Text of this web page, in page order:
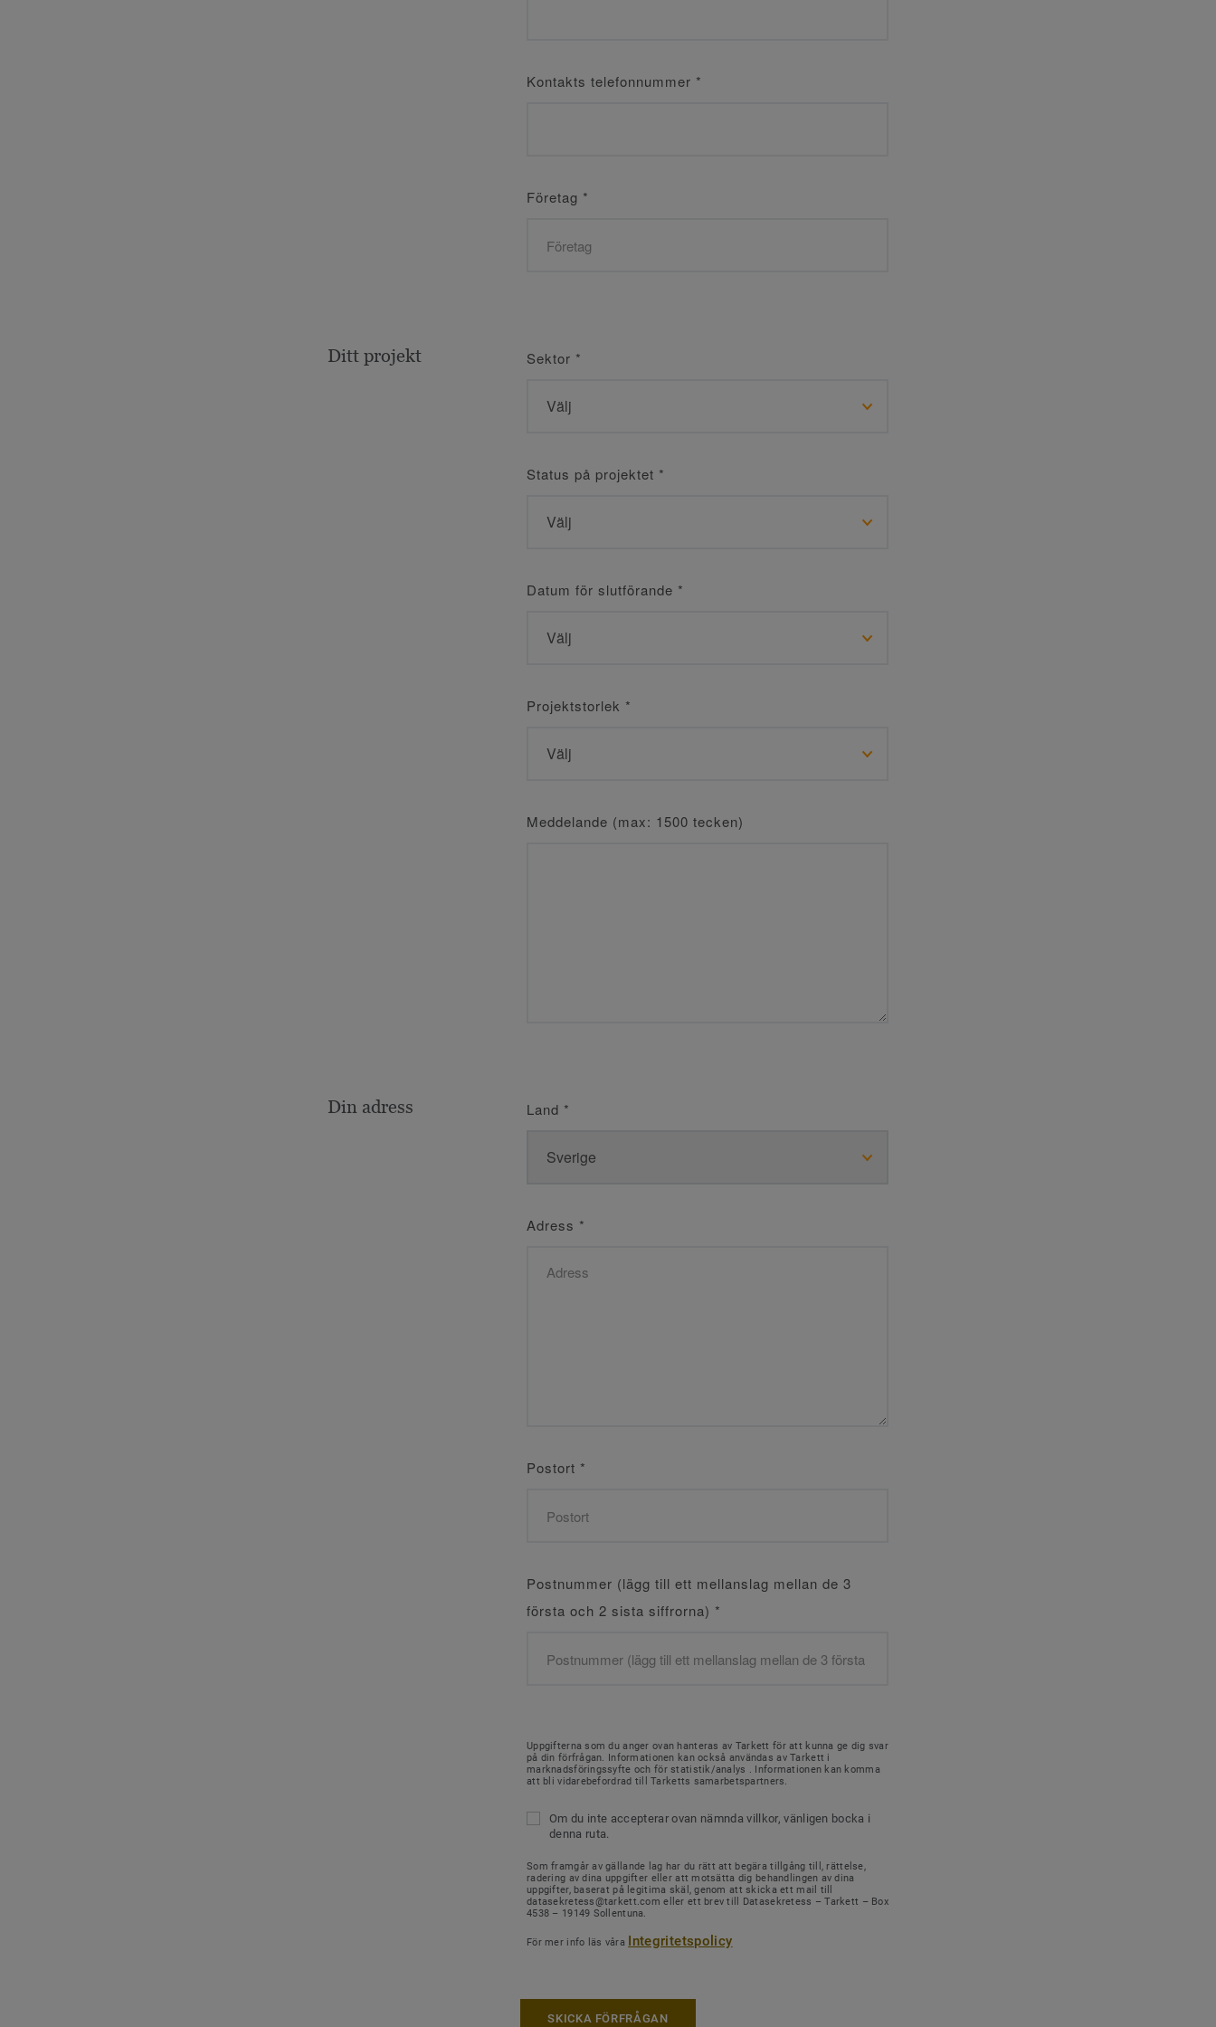
Kontakts telefonnummer *
Företag *
Ditt projekt Sektor *
Status på projektet *
Datum för slutförande *
Projektstorlek *
Meddelande (max: 1500 tecken)
Din adress Land *
Adress *
Postort *
Postnummer (lägg till ett mellanslag mellan de 3
första och 2 sista siffrorna) *
Uppgifterna som du anger ovan hanteras av Tarkett för att kunna ge dig svar
på din förfrågan. Informationen kan också användas av Tarkett i
marknadsföringssyfte och för statistik/analys . Informationen kan komma
att bli vidarebefordrad till Tarketts samarbetspartners.
Om du inte accepterar ovan nämnda villkor, vänligen bocka i
denna ruta.
Som framgår av gällande lag har du rätt att begära tillgång till, rättelse,
radering av dina uppgifter eller att motsätta dig behandlingen av dina
uppgifter, baserat på legitima skäl, genom att skicka ett mail till
datasekretess@tarkett.com eller ett brev till Datasekretess – Tarkett – Box
4538 – 19149 Sollentuna.
För mer info läs våra Integritetspolicy
SKICKA FÖRFRÅGAN